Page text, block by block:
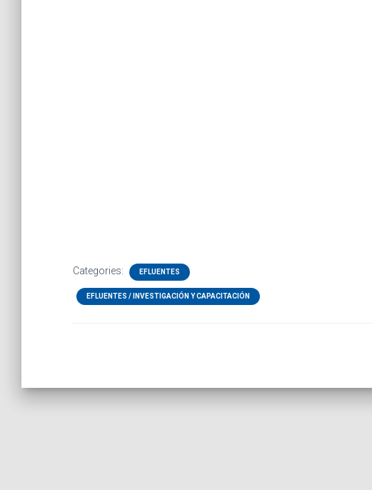
Categories: EFLUENTES
EFLUENTES / INVESTIGACIÓN Y CAPACITACIÓN